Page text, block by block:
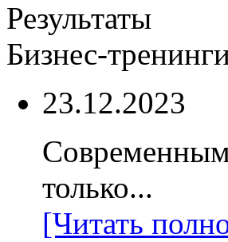
Результаты
Бизнес-
23.12.2023
Современным
только...
[Читать